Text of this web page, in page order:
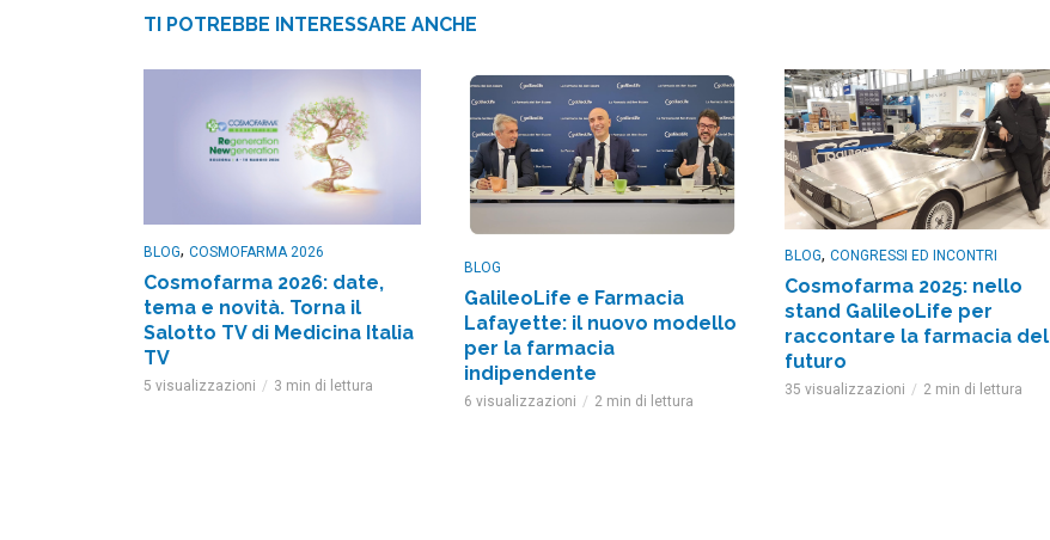
TI POTREBBE INTERESSARE ANCHE
BLOG, COSMOFARMA 2026
Cosmofarma 2026: date,
tema e novità. Torna il
Salotto TV di Medicina Italia
TV
5 visualizzazioni 3 min di lettura
BLOG
GalileoLife e Farmacia
Lafayette: il nuovo modello
per la farmacia
indipendente
6 visualizzazioni 2 min di lettura
BLOG, CONGRESSI ED INCONTRI
Cosmofarma 2025: nello
stand GalileoLife per
raccontare la farmacia del
futuro
35 visualizzazioni 2 min di lettura